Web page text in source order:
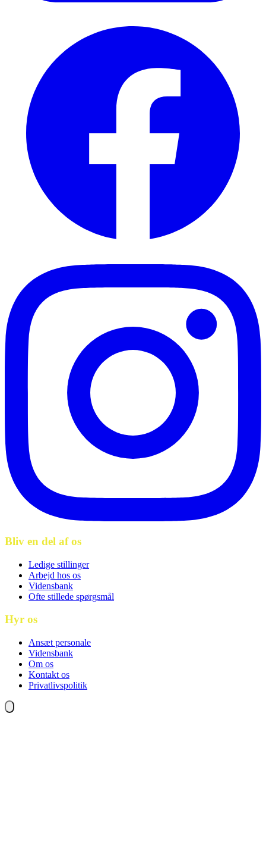
Bliv en del af os
Ledige stillinger
Arbejd hos os
Vidensbank
Ofte stillede spørgsmål
Hyr os
Ansæt personale
Vidensbank
Om os
Kontakt os
Privatlivspolitik